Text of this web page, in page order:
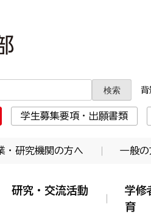
背
学生募集要項・出願書類
・研究機関の方へ 一般の
研究・交流活動
学修
育